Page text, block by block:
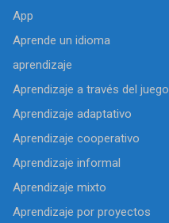
App
Aprende un idioma
aprendizaje
Aprendizaje a través del juego
Aprendizaje adaptativo
Aprendizaje cooperativo
Aprendizaje informal
Aprendizaje mixto
Aprendizaje por proyectos